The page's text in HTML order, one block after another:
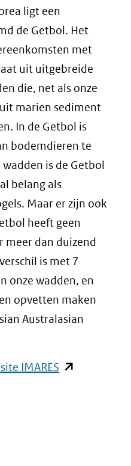
ligt een
de Getbol. Het
met
uit uitgebreide
die, net als onze
marien sediment
In de Getbol is
bodemdieren te
is de Getbol
belang als
Maar er zijn ook
heeft geen
meer dan duizend
is met 7
onze wadden, en
opvetten maken
Australasian
IMARES (opent